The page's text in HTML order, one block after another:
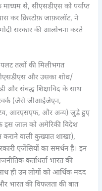
से, सीएसडीएस को पर्याप्त
कर क्रिस्टोफ़ जाफ़रलॉट, ने
सरकार की आलोचना करते
पलट तत्वों की मिलीभगत
और उसका शोध/
और संबद्ध शिक्षाविद के साथ
नेटवर्क (जैसे जीआईजेएन,
आरएसएफ, और अन्य) जुड़े हुए
इस जाल को अमेरिकी विदेश
कराने वाली कुख्यात शाखा),
एजेंसियों का समर्थन है। इन
कर्ताधर्ता भारत की
ही उन लोगों को आर्थिक मदद
भारत की विफलता की बात